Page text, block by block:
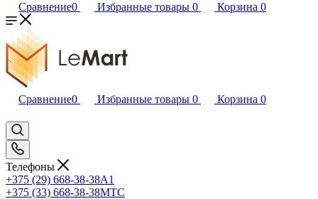
Сравнение0 Избранные товары 0 Корзина 0
Сравнение0 Избранные товары 0 Корзина 0
Телефоны
+375 (29) 668-38-38A1
+375 (33) 668-38-38МТС